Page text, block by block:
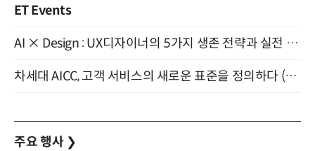
ET Events
AI × Design : UX디자이너의 5가지 생존 전략과 실전 대응 8월 28일 개최
차세대 AICC, 고객 서비스의 새로운 표준을 정의하다 (9/9)
주요 행사 ❯